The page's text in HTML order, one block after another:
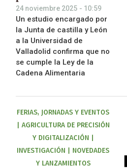
24 noviembre 2025 - 10:59
Un estudio encargado por
la Junta de castilla y León
a la Universidad de
Valladolid confirma que no
se cumple la Ley de la
Cadena Alimentaria
FERIAS, JORNADAS Y EVENTOS
AGRICULTURA DE PRECISIÓN
Y DIGITALIZACIÓN
INVESTIGACIÓN
NOVEDADES
Y LANZAMIENTOS